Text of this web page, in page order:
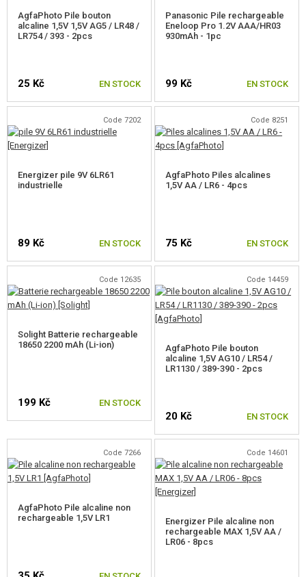
ACCESSOIRES POUR RÉPLIQUE
AUTO DÉFENSE, FORMATION, COUTEAUX
OUTDOOR, BUSHCRAFT
ARTICLES PROMOTIONNELS
MARCHANDISES ENDOMMAGÉES ET USAGÉES
NOUVEAUTÉS
CONTACTEZ NOUS
AgfaPhoto Pile bouton
alcaline 1,5V 1,5V AG5 / LR48 /
LR754 / 393 - 2pcs
25 Kč EN STOCK
Panasonic Pile rechargeable
Eneloop Pro 1.2V AAA/HR03
930mAh - 1pc
99 Kč EN STOCK
Code 7202
Energizer pile 9V 6LR61
industrielle
89 Kč EN STOCK
Code 8251
AgfaPhoto Piles alcalines
1,5V AA / LR6 - 4pcs
75 Kč EN STOCK
Code 12635
Solight Batterie rechargeable
18650 2200 mAh (Li-ion)
199 Kč EN STOCK
Code 14459
AgfaPhoto Pile bouton
alcaline 1,5V AG10 / LR54 /
LR1130 / 389-390 - 2pcs
20 Kč EN STOCK
Code 7266
AgfaPhoto Pile alcaline non
rechargeable 1,5V LR1
Code 14601
Energizer Pile alcaline non
rechargeable MAX 1,5V AA /
LR06 - 8pcs